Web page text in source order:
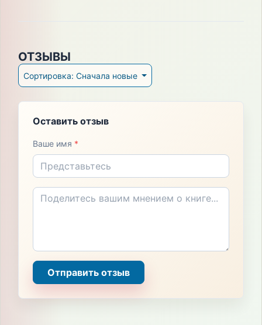
ОТЗЫВЫ
Сортировка: Сначала новые
Оставить отзыв
Ваше имя *
Отправить отзыв